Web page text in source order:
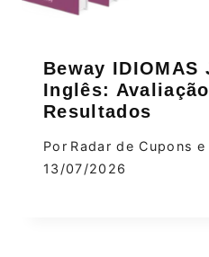
Beway IDIOMAS
Inglês:
Resultados
Por Radar de Cupons
13/07/2026